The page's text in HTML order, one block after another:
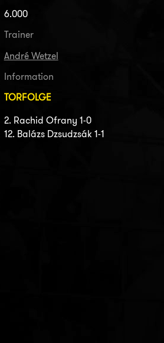
6.000
Trainer
André Wetzel
Information
TORFOLGE
2. Rachid Ofrany 1-0
12. Balázs Dzsudzsák 1-1